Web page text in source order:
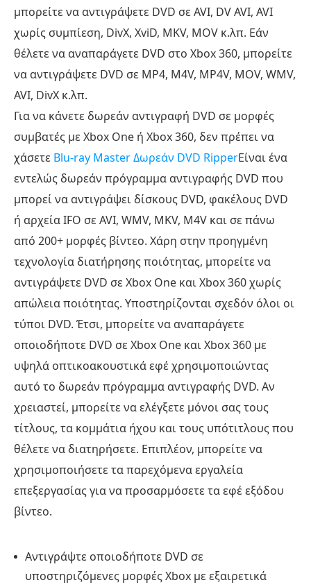
μπορείτε να αντιγράψετε DVD σε AVI, DV AVI, AVI
χωρίς συμπίεση, DivX, XviD, MKV, MOV κ.λπ. Εάν
θέλετε να αναπαράγετε DVD στο Xbox 360, μπορείτε
να αντιγράψετε DVD σε MP4, M4V, MP4V, MOV, WMV,
AVI, DivX κ.λπ.
Για να κάνετε δωρεάν αντιγραφή DVD σε μορφές
συμβατές με Xbox One ή Xbox 360, δεν πρέπει να
χάσετε Blu-ray Master Δωρεάν DVD RipperΕίναι ένα
εντελώς δωρεάν πρόγραμμα αντιγραφής DVD που
μπορεί να αντιγράψει δίσκους DVD, φακέλους DVD
ή αρχεία IFO σε AVI, WMV, MKV, M4V και σε πάνω
από 200+ μορφές βίντεο. Χάρη στην προηγμένη
τεχνολογία διατήρησης ποιότητας, μπορείτε να
αντιγράψετε DVD σε Xbox One και Xbox 360 χωρίς
απώλεια ποιότητας. Υποστηρίζονται σχεδόν όλοι οι
τύποι DVD. Έτσι, μπορείτε να αναπαράγετε
οποιοδήποτε DVD σε Xbox One και Xbox 360 με
υψηλά οπτικοακουστικά εφέ χρησιμοποιώντας
αυτό το δωρεάν πρόγραμμα αντιγραφής DVD. Αν
χρειαστεί, μπορείτε να ελέγξετε μόνοι σας τους
τίτλους, τα κομμάτια ήχου και τους υπότιτλους που
θέλετε να διατηρήσετε. Επιπλέον, μπορείτε να
χρησιμοποιήσετε τα παρεχόμενα εργαλεία
επεξεργασίας για να προσαρμόσετε τα εφέ εξόδου
βίντεο.
Αντιγράψτε οποιοδήποτε DVD σε
υποστηριζόμενες μορφές Xbox με εξαιρετικά